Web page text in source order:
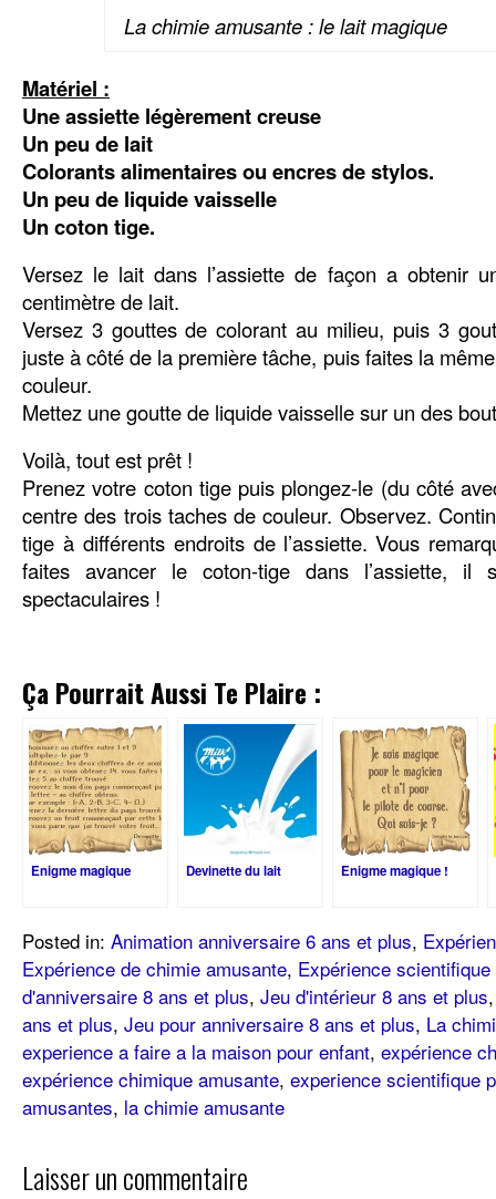
La chimie amusante : le lait magique
Matériel :
Une assiette légèrement creuse
Un peu de lait
Colorants alimentaires ou encres de stylos.
Un peu de liquide vaisselle
Un coton tige.
Versez le lait dans l’assiette de façon a obtenir
centimètre de lait.
Versez 3 gouttes de colorant au milieu, puis 3
juste à côté de la première tâche, puis faites la
couleur.
Mettez une goutte de liquide vaisselle sur un des
Voilà, tout est prêt !
Prenez votre coton tige puis plongez-le (du côté
centre des trois taches de couleur. Observez.
tige à différents endroits de l’assiette. Vous
faites avancer le coton-tige dans l’assiette, il
spectaculaires !
Ça Pourrait Aussi Te Plaire :
Enigme magique Devinette du lait Enigme magique !
Posted in: Animation anniversaire 6 ans et plus,
Expérience de chimie amusante, Expérience
d'anniversaire 8 ans et plus, Jeu d'intérieur 8 ans et plus
ans et plus, Jeu pour anniversaire 8 ans et plus, La
experience a faire a la maison pour enfant, expérience
expérience chimique amusante, experience scientifique
amusantes, la chimie amusante
Laisser un commentaire